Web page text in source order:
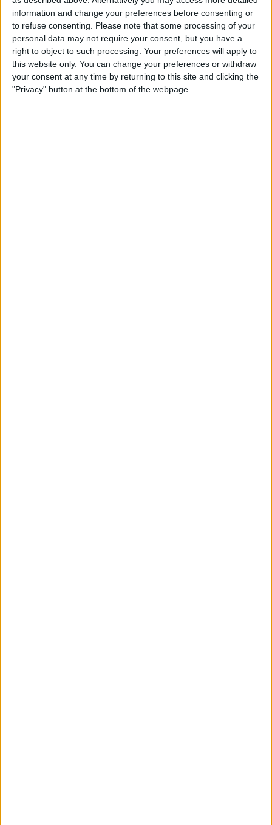
information and change your preferences before consenting or
to refuse consenting. Please note that some processing of your
personal data may not require your consent, but you have a
right to object to such processing. Your preferences will apply to
this website only. You can change your preferences or withdraw
your consent at any time by returning to this site and clicking the
"Privacy" button at the bottom of the webpage.
no contrarrelógio. Para já, ainda falta tanto até Roma.
Claro que estou muito feliz com o que aconteceu
ontem, mas o caminho é longo…”